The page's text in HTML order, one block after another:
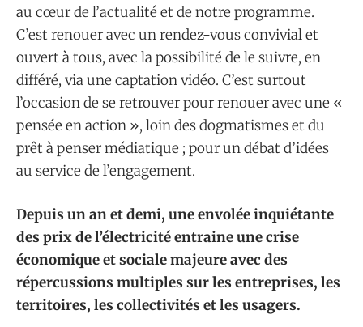
au cœur de l’actualité et de notre programme.
C’est renouer avec un rendez-vous convivial et
ouvert à tous, avec la possibilité de le suivre, en
différé, via une captation vidéo. C’est surtout
l’occasion de se retrouver pour renouer avec une «
pensée en action », loin des dogmatismes et du
prêt à penser médiatique ; pour un débat d’idées
au service de l’engagement.
Depuis un an et demi, une envolée inquiétante
des prix de l’électricité entraine une crise
économique et sociale majeure avec des
répercussions multiples sur les entreprises, les
territoires, les collectivités et les usagers.